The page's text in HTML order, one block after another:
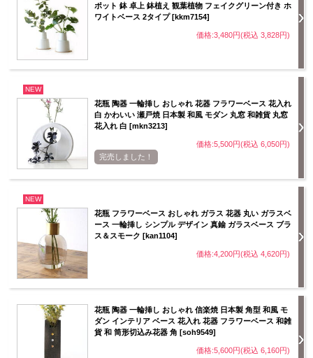
ポット 鉢 卓上 鉢植え 観葉植物 フェイクグリーン付き ホ
ワイトベース 2タイプ [kkm7154]
価格:3,480円(税込 3,828円)
NEW
花瓶 陶器 一輪挿し おしゃれ 花器 フラワーベース 花入れ
白 かわいい 瀬戸焼 日本製 和風 モダン 丸窓 和雑貨 丸窓
花入れ 白 [mkn3213]
価格:5,500円(税込 6,050円)
完売しました！
NEW
花瓶 フラワーベース おしゃれ ガラス 花器 丸い ガラスベ
ース 一輪挿し シンプル デザイン 真鍮 ガラスベース ブラ
ス＆スモーク [kan1104]
価格:4,200円(税込 4,620円)
花瓶 陶器 一輪挿し おしゃれ 信楽焼 日本製 角型 和風 モ
ダン インテリア ベース 花入れ 花器 フラワーベース 和雑
貨 和 筒形切込み花器 角 [soh9549]
価格:5,600円(税込 6,160円)